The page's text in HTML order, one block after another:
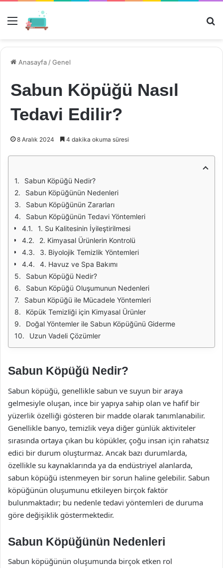
Menü
Anasayfa /Genel
Sabun Köpüğü Nasıl
Tedavi Edilir?
8 Aralık 2024 4 dakika okuma süresi
Sabun Köpüğü Nedir?
Sabun Köpüğünün Nedenleri
Sabun Köpüğünün Zararları
Sabun Köpüğünün Tedavi Yöntemleri
1. Su Kalitesinin İyileştirilmesi
2. Kimyasal Ürünlerin Kontrolü
3. Biyolojik Temizlik Yöntemleri
4. Havuz ve Spa Bakımı
Sabun Köpüğü Nedir?
Sabun Köpüğü Oluşumunun Nedenleri
Sabun Köpüğü ile Mücadele Yöntemleri
Köpük Temizliği için Kimyasal Ürünler
Doğal Yöntemler ile Sabun Köpüğünü Giderme
Uzun Vadeli Çözümler
Sabun Köpüğü Nedir?
Sabun köpüğü, genellikle sabun ve suyun bir araya
gelmesiyle oluşan, ince bir yapıya sahip olan ve hafif bir
yüzerlik özelliği gösteren bir madde olarak tanımlanabilir.
Genellikle banyo, temizlik veya diğer günlük aktiviteler
sırasında ortaya çıkan bu köpükler, çoğu insan için rahatsız
edici bir durum oluşturmaz. Ancak bazı durumlarda,
özellikle su kaynaklarında ya da endüstriyel alanlarda,
sabun köpüğü istenmeyen bir sorun haline gelebilir. Sabun
köpüğünün oluşumunu etkileyen birçok faktör
bulunmaktadır; bu nedenle tedavi yöntemleri de duruma
göre değişiklik göstermektedir.
Sabun Köpüğünün Nedenleri
Sabun köpüğünün oluşumunda birçok etken rol